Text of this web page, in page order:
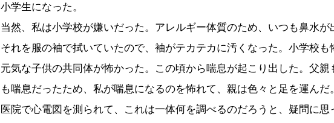
小学生になった。
当然、私は小学校が嫌いだった。アレルギー体質のため、いつも鼻水が
それを服の袖で拭いていたので、袖がテカテカに汚くなった。小学校も
元気な子供の共同体が怖かった。この頃から喘息が起こり出した。父親
も喘息だったため、私が喘息になるのを怖れて、親は色々と足を運んだ
医院で心電図を測られて、これは一体何を調べるのだろうと、疑問に思